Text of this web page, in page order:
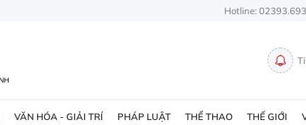
Hotline:
VĂN HÓA - GIẢI TRÍ PHÁP LUẬT THỂ THAO THẾ GIỚI